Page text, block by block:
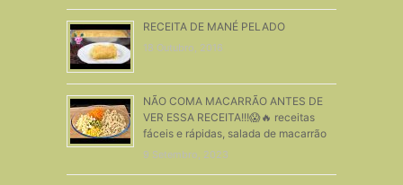
RECEITA DE MANÉ PELADO
18 Outubro, 2016
NÃO COMA MACARRÃO ANTES DE
VER ESSA RECEITA!!!😱🔥 receitas
fáceis e rápidas, salada de macarrão
9 Setembro, 2023